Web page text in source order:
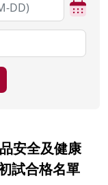
安全及健康
試合格名單